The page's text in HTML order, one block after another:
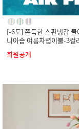
[-6도] 쫀득한 스판냉감 쿨
니아솜 여름차렵이불-3
회원공개